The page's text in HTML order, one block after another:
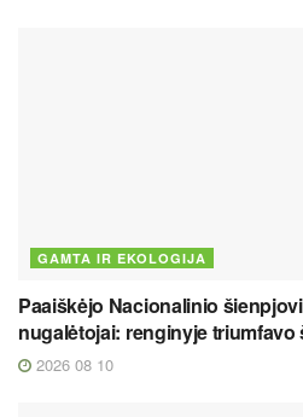
GAMTA IR EKOLOGIJA
Paaiškėjo Nacionalinio
nugalėtojai: renginyje
2026 08 10